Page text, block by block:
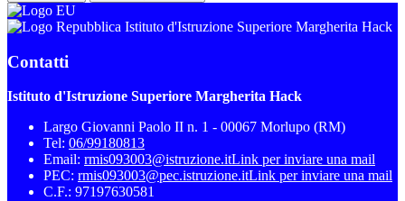
Istituto d'Istruzione Superiore Margherita Hack
Contatti
Istituto d'Istruzione Superiore Margherita Hack
Largo Giovanni Paolo II n. 1 - 00067 Morlupo (RM)
Tel: 06/99180813
Email: rmis093003@istruzione.itLink per inviare una mail
PEC: rmis093003@pec.istruzione.itLink per inviare una mail
C.F.: 97197630581